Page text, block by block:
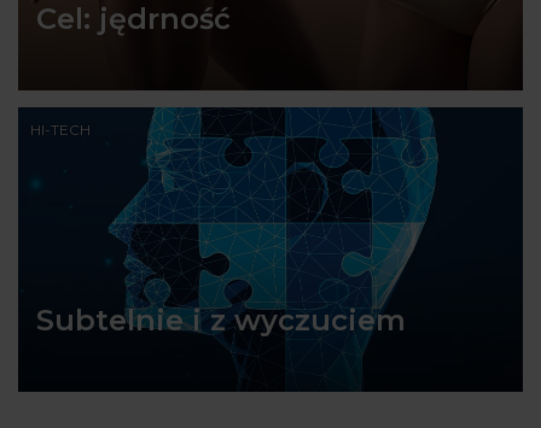
Cel: jędrność
HI-TECH
Subtelnie i z wyczuciem